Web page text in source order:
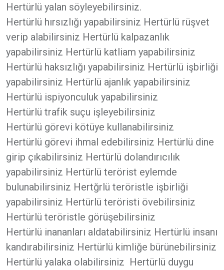
Hertürlü yalan söyleyebilirsiniz.
Hertürlü hırsızlığı yapabilirsiniz Hertürlü rüşvet
verip alabilirsiniz Hertürlü kalpazanlık
yapabilirsiniz Hertürlü katliam yapabilirsiniz
Hertürlü haksızlığı yapabilirsiniz Hertürlü işbirliği
yapabilirsiniz Hertürlü ajanlık yapabilirsiniz
Hertürlü ispiyonculuk yapabilirsiniz
Hertürlü trafik suçu işleyebilirsiniz
Hertürlü görevi kötüye kullanabilirsiniz
Hertürlü görevi ihmal edebilirsiniz Hertürlü dine
girip çıkabilirsiniz Hertürlü dolandırıcılık
yapabilirsiniz Hertürlü terörist eylemde
bulunabilirsiniz Hertğrlü teröristle işbirliği
yapabilirsiniz Hertürlü teröristi övebilirsiniz
Hertürlü teröristle görüşebilirsiniz
Hertürlü inananları aldatabilirsiniz Hertürlü insanı
kandırabilirsiniz Hertürlü kimliğe bürünebilirsiniz
Hertürlü yalaka olabilirsiniz Hertürlü duygu